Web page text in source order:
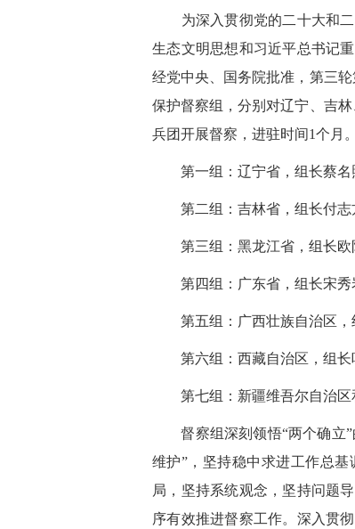
为深入贯彻党的二十大和二
生态文明思想和习近平总书记
经党中央、国务院批准，第三
保护督察组，分别对辽宁、吉
兵团开展督察，进驻时间1个月
第一组：辽宁省 ，组长蔡
第二组：吉林省 ，组长付
第三组：黑龙江省 ，组长
第四组：广东省 ，组长宋
第五组：广西壮族自治区
第六组：西藏自治区 ，组
第七组：新疆维吾尔自治区
督察组深刻领悟“两个确立”
维护”，坚持稳中求进工作总
局，坚持系统观念，坚持问题
序有效推进督察工作。深入贯